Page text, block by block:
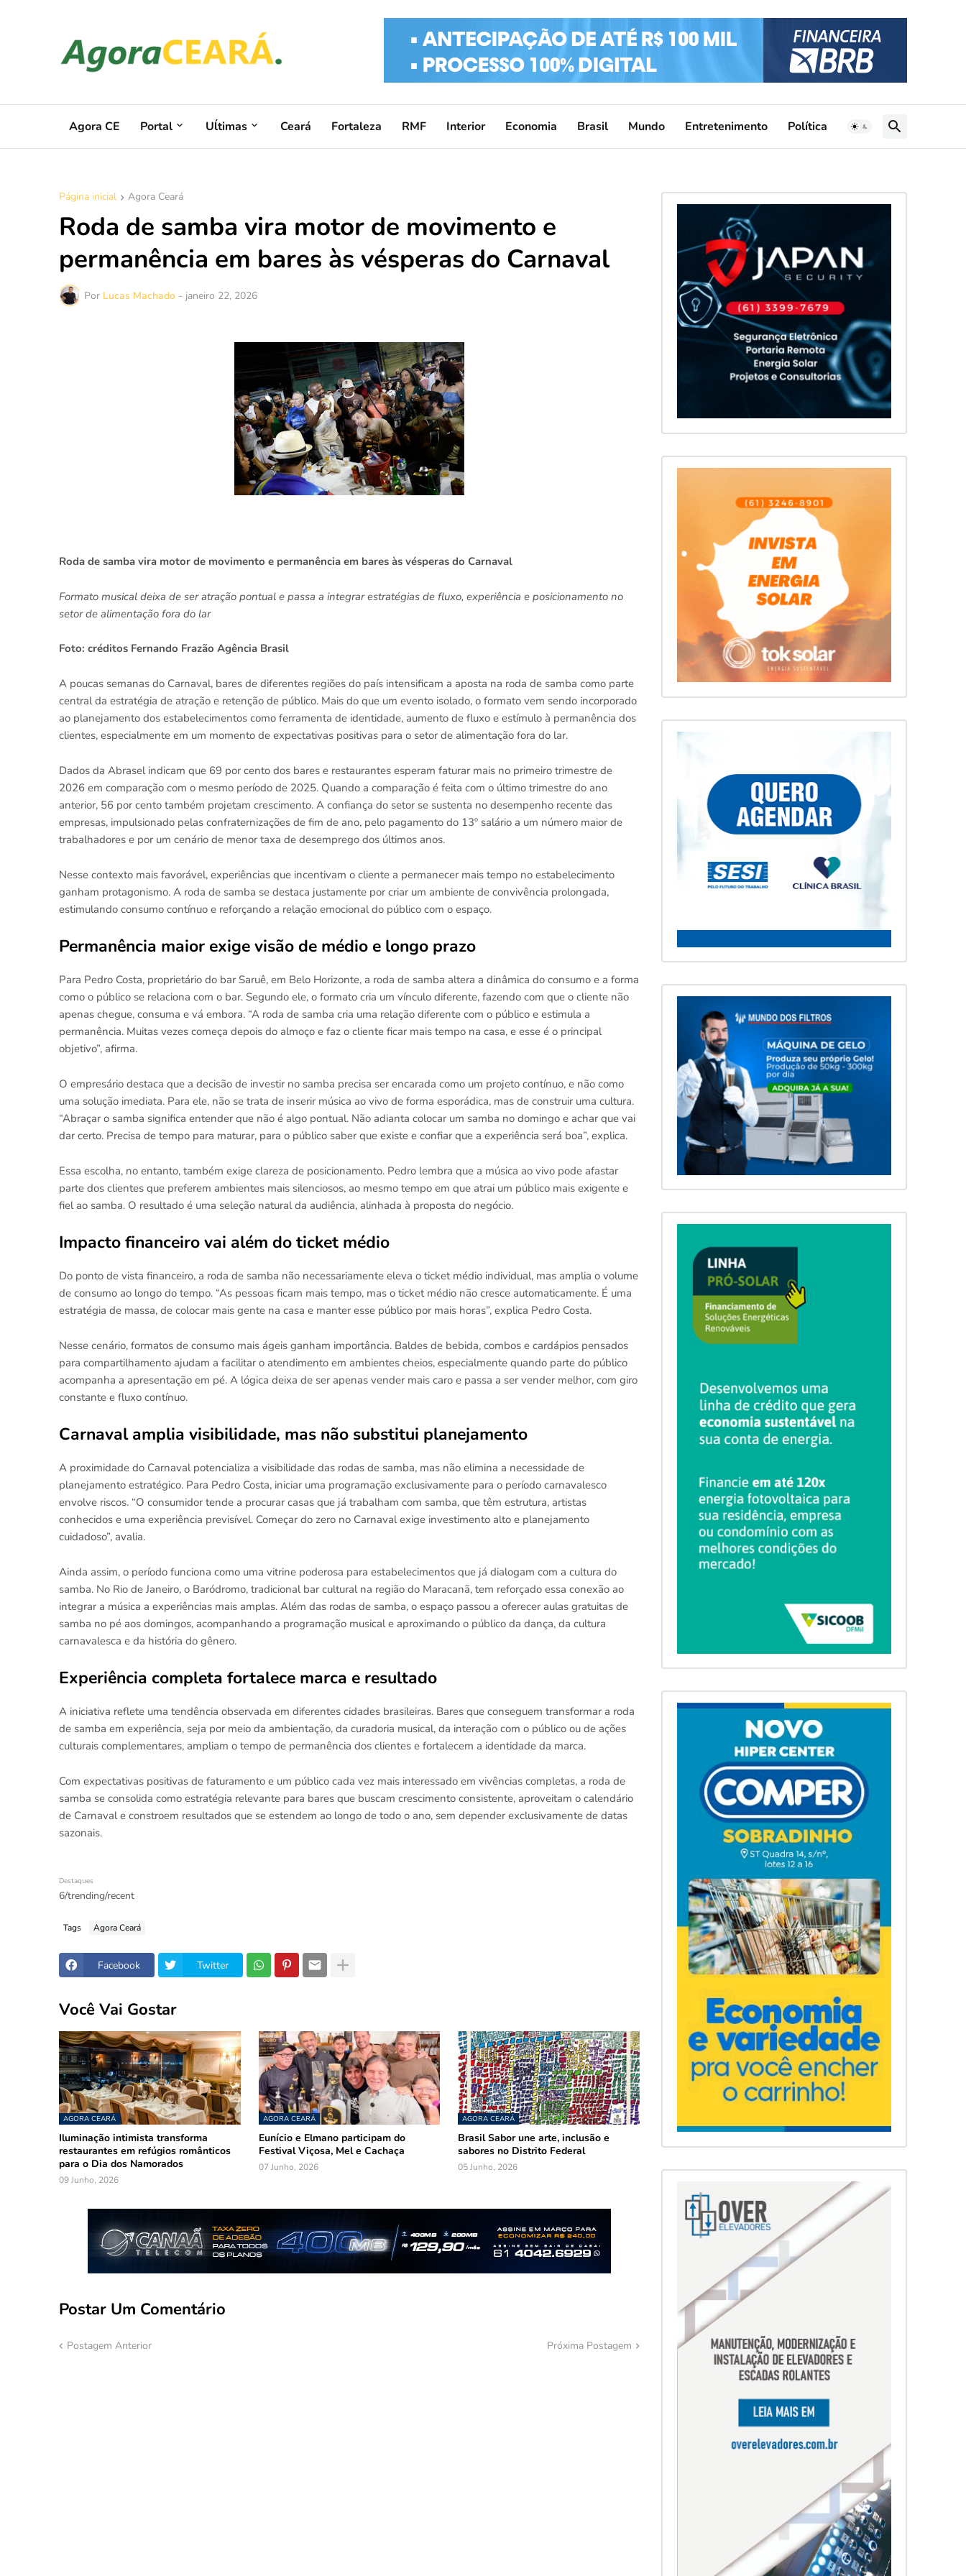
Agora CE Portal Uĺtimas Ceará Fortaleza RMF Interior Economia Brasil Mundo Entretenimento Política
Página inicial Agora Ceará
Roda de samba vira motor de movimento e
permanência em bares às vésperas do Carnaval
Por Lucas Machado - janeiro 22, 2026
Roda de samba vira motor de movimento e permanência em bares às vésperas do Carnaval
Formato musical deixa de ser atração pontual e passa a integrar estratégias de fluxo, experiência e posicionamento no
setor de alimentação fora do lar
Foto: créditos Fernando Frazão Agência Brasil
A poucas semanas do Carnaval, bares de diferentes regiões do país intensificam a aposta na roda de samba como parte
central da estratégia de atração e retenção de público. Mais do que um evento isolado, o formato vem sendo incorporado
ao planejamento dos estabelecimentos como ferramenta de identidade, aumento de fluxo e estímulo à permanência dos
clientes, especialmente em um momento de expectativas positivas para o setor de alimentação fora do lar.
Dados da Abrasel indicam que 69 por cento dos bares e restaurantes esperam faturar mais no primeiro trimestre de
2026 em comparação com o mesmo período de 2025. Quando a comparação é feita com o último trimestre do ano
anterior, 56 por cento também projetam crescimento. A confiança do setor se sustenta no desempenho recente das
empresas, impulsionado pelas confraternizações de fim de ano, pelo pagamento do 13º salário a um número maior de
trabalhadores e por um cenário de menor taxa de desemprego dos últimos anos.
Nesse contexto mais favorável, experiências que incentivam o cliente a permanecer mais tempo no estabelecimento
ganham protagonismo. A roda de samba se destaca justamente por criar um ambiente de convivência prolongada,
estimulando consumo contínuo e reforçando a relação emocional do público com o espaço.
Permanência maior exige visão de médio e longo prazo
Para Pedro Costa, proprietário do bar Saruê, em Belo Horizonte, a roda de samba altera a dinâmica do consumo e a forma
como o público se relaciona com o bar. Segundo ele, o formato cria um vínculo diferente, fazendo com que o cliente não
apenas chegue, consuma e vá embora. “A roda de samba cria uma relação diferente com o público e estimula a
permanência. Muitas vezes começa depois do almoço e faz o cliente ficar mais tempo na casa, e esse é o principal
objetivo”, afirma.
O empresário destaca que a decisão de investir no samba precisa ser encarada como um projeto contínuo, e não como
uma solução imediata. Para ele, não se trata de inserir música ao vivo de forma esporádica, mas de construir uma cultura.
“Abraçar o samba significa entender que não é algo pontual. Não adianta colocar um samba no domingo e achar que vai
dar certo. Precisa de tempo para maturar, para o público saber que existe e confiar que a experiência será boa”, explica.
Essa escolha, no entanto, também exige clareza de posicionamento. Pedro lembra que a música ao vivo pode afastar
parte dos clientes que preferem ambientes mais silenciosos, ao mesmo tempo em que atrai um público mais exigente e
fiel ao samba. O resultado é uma seleção natural da audiência, alinhada à proposta do negócio.
Impacto financeiro vai além do ticket médio
Do ponto de vista financeiro, a roda de samba não necessariamente eleva o ticket médio individual, mas amplia o volume
de consumo ao longo do tempo. “As pessoas ficam mais tempo, mas o ticket médio não cresce automaticamente. É uma
estratégia de massa, de colocar mais gente na casa e manter esse público por mais horas”, explica Pedro Costa.
Nesse cenário, formatos de consumo mais ágeis ganham importância. Baldes de bebida, combos e cardápios pensados
para compartilhamento ajudam a facilitar o atendimento em ambientes cheios, especialmente quando parte do público
acompanha a apresentação em pé. A lógica deixa de ser apenas vender mais caro e passa a ser vender melhor, com giro
constante e fluxo contínuo.
Carnaval amplia visibilidade, mas não substitui planejamento
A proximidade do Carnaval potencializa a visibilidade das rodas de samba, mas não elimina a necessidade de
planejamento estratégico. Para Pedro Costa, iniciar uma programação exclusivamente para o período carnavalesco
envolve riscos. “O consumidor tende a procurar casas que já trabalham com samba, que têm estrutura, artistas
conhecidos e uma experiência previsível. Começar do zero no Carnaval exige investimento alto e planejamento
cuidadoso”, avalia.
Ainda assim, o período funciona como uma vitrine poderosa para estabelecimentos que já dialogam com a cultura do
samba. No Rio de Janeiro, o Baródromo, tradicional bar cultural na região do Maracanã, tem reforçado essa conexão ao
integrar a música a experiências mais amplas. Além das rodas de samba, o espaço passou a oferecer aulas gratuitas de
samba no pé aos domingos, acompanhando a programação musical e aproximando o público da dança, da cultura
carnavalesca e da história do gênero.
Experiência completa fortalece marca e resultado
A iniciativa reflete uma tendência observada em diferentes cidades brasileiras. Bares que conseguem transformar a roda
de samba em experiência, seja por meio da ambientação, da curadoria musical, da interação com o público ou de ações
culturais complementares, ampliam o tempo de permanência dos clientes e fortalecem a identidade da marca.
Com expectativas positivas de faturamento e um público cada vez mais interessado em vivências completas, a roda de
samba se consolida como estratégia relevante para bares que buscam crescimento consistente, aproveitam o calendário
de Carnaval e constroem resultados que se estendem ao longo de todo o ano, sem depender exclusivamente de datas
sazonais.
Destaques
6/trending/recent
Tags Agora Ceará
Facebook Twitter
Você Vai Gostar
AGORA CEARÁ
Iluminação intimista transforma
restaurantes em refúgios românticos
para o Dia dos Namorados
09 Junho, 2026
AGORA CEARÁ
Eunício e Elmano participam do
Festival Viçosa, Mel e Cachaça
07 Junho, 2026
AGORA CEARÁ
Brasil Sabor une arte, inclusão e
sabores no Distrito Federal
05 Junho, 2026
Postar Um Comentário
Postagem Anterior Próxima Postagem